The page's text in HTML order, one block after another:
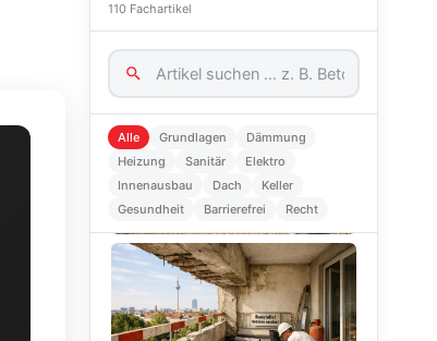
110 Fachartikel
Alle Grundlagen
Dämmung
Heizung
Sanitär
Elektro
Innenausbau
Dach
Keller
Gesundheit
Barrierefrei Recht